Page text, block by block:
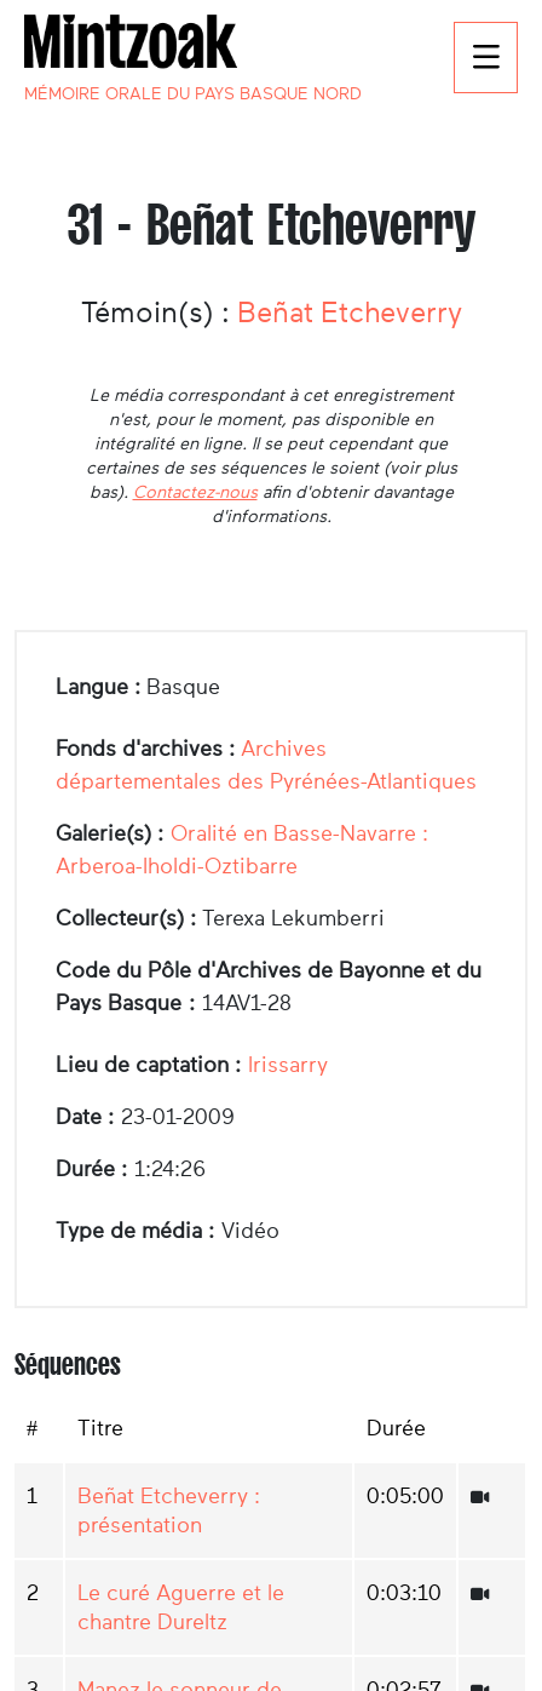
MÉMOIRE ORALE DU PAYS BASQUE NORD
31 - Beñat Etcheverry
Témoin(s) : Beñat Etcheverry
Le média correspondant à cet enregistrement
n'est, pour le moment, pas disponible en
intégralité en ligne. Il se peut cependant que
certaines de ses séquences le soient (voir plus
bas). Contactez-nousafin d'obtenir davantage
d'informations.
Langue : Basque
Fonds d'archives : Archives
départementales des Pyrénées-Atlantiques
Galerie(s) : Oralité en Basse-Navarre :
Arberoa-Iholdi-Oztibarre
Collecteur(s) : Terexa Lekumberri
Code du Pôle d'Archives de Bayonne et du
Pays Basque : 14AV1-28
Lieu de captation : Irissarry
Date : 23-01-2009
Durée : 1:24:26
Type de média : Vidéo
Séquences
# Titre Durée
1
Beñat Etcheverry :
présentation
0:05:00
2
Le curé Aguerre et le
chantre Dureltz
0:03:10